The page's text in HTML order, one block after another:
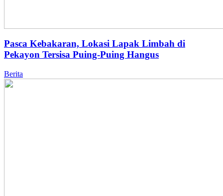
Pasca Kebakaran, Lokasi Lapak Limbah di
Pekayon Tersisa Puing-Puing Hangus
Berita